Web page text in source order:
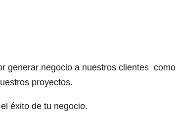
generar negocio a nuestros clientes como
proyectos.
éxito de tu negocio.